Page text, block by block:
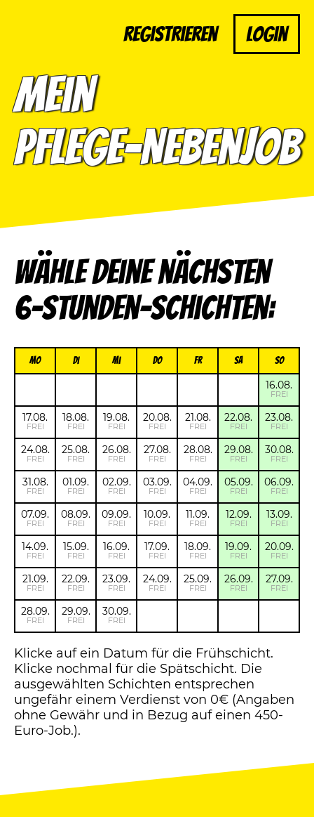
Registrieren Login
Mein
Pflege-Nebenjob
Wähle deine nächsten
6-Stunden-Schichten:
Mo Di Mi Do FR Sa So
16.08.
FREI
17.08.
FREI
18.08.
FREI
19.08.
FREI
20.08.
FREI
21.08.
FREI
22.08.
FREI
23.08.
FREI
24.08.
FREI
25.08.
FREI
26.08.
FREI
27.08.
FREI
28.08.
FREI
29.08.
FREI
30.08.
FREI
31.08.
FREI
01.09.
FREI
02.09.
FREI
03.09.
FREI
04.09.
FREI
05.09.
FREI
06.09.
FREI
07.09.
FREI
08.09.
FREI
09.09.
FREI
10.09.
FREI
11.09.
FREI
12.09.
FREI
13.09.
FREI
14.09.
FREI
15.09.
FREI
16.09.
FREI
17.09.
FREI
18.09.
FREI
19.09.
FREI
20.09.
FREI
21.09.
FREI
22.09.
FREI
23.09.
FREI
24.09.
FREI
25.09.
FREI
26.09.
FREI
27.09.
FREI
28.09.
FREI
29.09.
FREI
30.09.
FREI
Klicke auf ein Datum für die Frühschicht.
Klicke nochmal für die Spätschicht. Die
ausgewählten Schichten entsprechen
ungefähr einem Verdienst von 0€ (Angaben
ohne Gewähr und in Bezug auf einen 450-
Euro-Job.).